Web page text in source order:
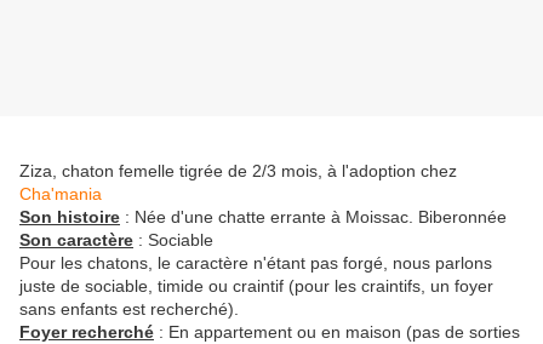
Ziza, chaton femelle tigrée de 2/3 mois, à l'adoption chez
Cha'mania
Son histoire : Née d'une chatte errante à Moissac. Biberonnée
Son caractère : Sociable
Pour les chatons, le caractère n'étant pas forgé, nous parlons
juste de sociable, timide ou craintif (pour les craintifs, un foyer
sans enfants est recherché).
Foyer recherché : En appartement ou en maison (pas de sorties